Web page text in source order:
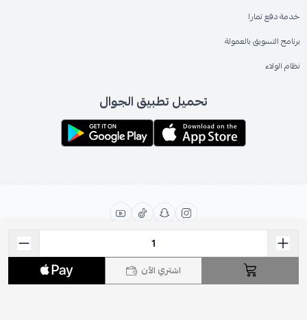
اشتري الآن
خدمة دفع تمارا
برنامج التسويق بالعمولة
نظام الولاء
تحميل تطبيق الجوال
الحقوق محفوظة | 2026 ESEVEN STORE